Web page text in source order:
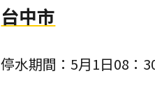
台中市
停水期間：5月1日08：